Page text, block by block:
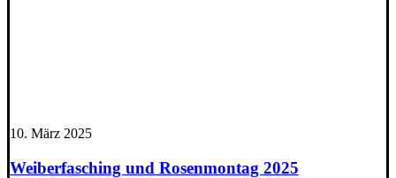
10. März 2025
Weiberfasching und Rosenmontag 2025